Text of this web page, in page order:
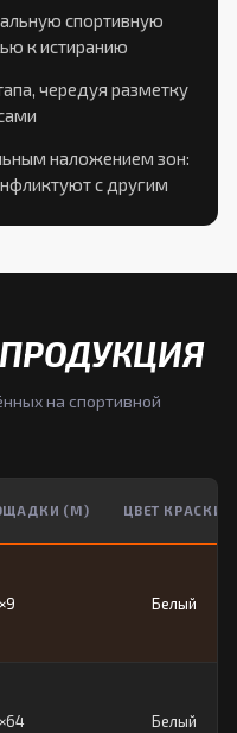
спортивную
к истиранию
чередуя разметку
наложением зон:
с другим
на спортивной
(М) ЦВЕТ КРАСКИ
Белый
Белый